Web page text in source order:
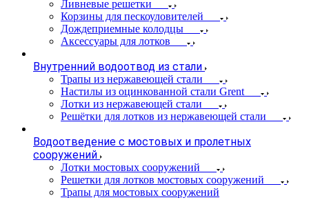
Ливневые решетки
Корзины для пескоуловителей
Дождеприемные колодцы
Аксессуары для лотков
Внутренний водоотвод из стали
Трапы из нержавеющей стали
Настилы из оцинкованной стали Grent
Лотки из нержавеющей стали
Решётки для лотков из нержавеющей стали
Водоотведение с мостовых и пролетных
сооружений
Лотки мостовых сооружений
Решетки для лотков мостовых сооружений
Трапы для мостовых сооружений